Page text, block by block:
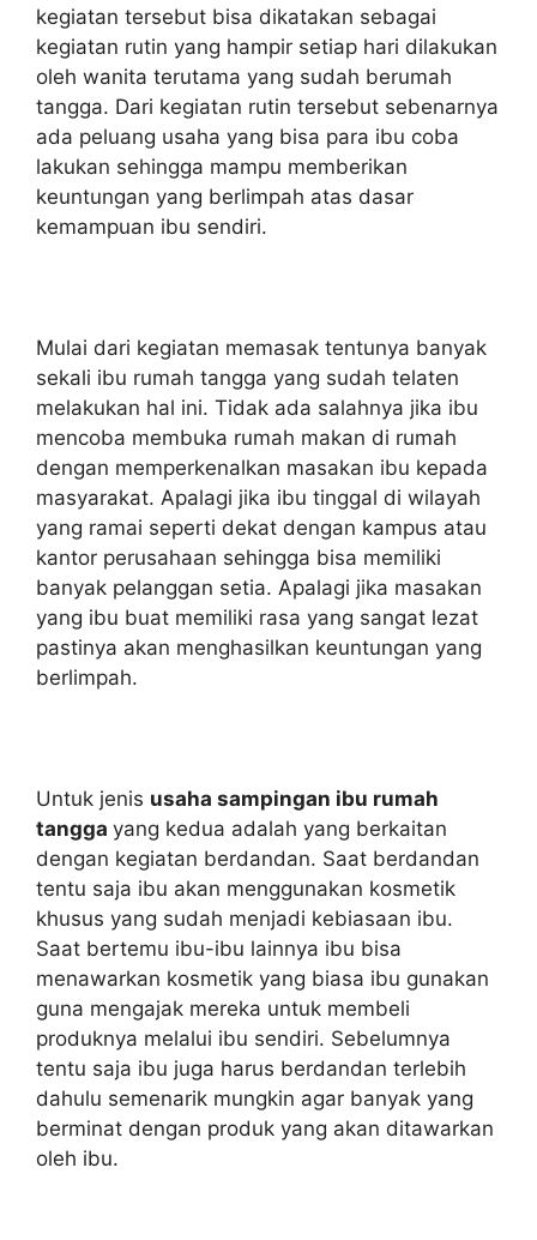
kegiatan tersebut bisa dikatakan sebagai
kegiatan rutin yang hampir setiap hari dilakukan
oleh wanita terutama yang sudah berumah
tangga. Dari kegiatan rutin tersebut sebenarnya
ada peluang usaha yang bisa para ibu coba
lakukan sehingga mampu memberikan
keuntungan yang berlimpah atas dasar
kemampuan ibu sendiri.
Mulai dari kegiatan memasak tentunya banyak
sekali ibu rumah tangga yang sudah telaten
melakukan hal ini. Tidak ada salahnya jika ibu
mencoba membuka rumah makan di rumah
dengan memperkenalkan masakan ibu kepada
masyarakat. Apalagi jika ibu tinggal di wilayah
yang ramai seperti dekat dengan kampus atau
kantor perusahaan sehingga bisa memiliki
banyak pelanggan setia. Apalagi jika masakan
yang ibu buat memiliki rasa yang sangat lezat
pastinya akan menghasilkan keuntungan yang
berlimpah.
Untuk jenis usaha sampingan ibu rumah
tangga yang kedua adalah yang berkaitan
dengan kegiatan berdandan. Saat berdandan
tentu saja ibu akan menggunakan kosmetik
khusus yang sudah menjadi kebiasaan ibu.
Saat bertemu ibu-ibu lainnya ibu bisa
menawarkan kosmetik yang biasa ibu gunakan
guna mengajak mereka untuk membeli
produknya melalui ibu sendiri. Sebelumnya
tentu saja ibu juga harus berdandan terlebih
dahulu semenarik mungkin agar banyak yang
berminat dengan produk yang akan ditawarkan
oleh ibu.